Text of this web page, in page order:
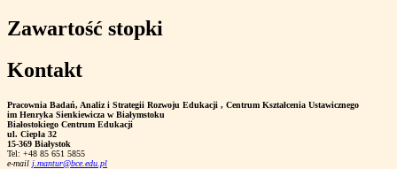
Zawartość stopki
Kontakt
Pracownia Badań, Analiz i Strategii Rozwoju Edukacji , Centrum Kształcenia Ustawicznego
im Henryka Sienkiewicza w Białymstoku
Białostokiego Centrum Edukacji
ul. Ciepła 32
15-369 Białystok
Tel: +48 85 651 5855
e-mail j.mantur@bce.edu.pl